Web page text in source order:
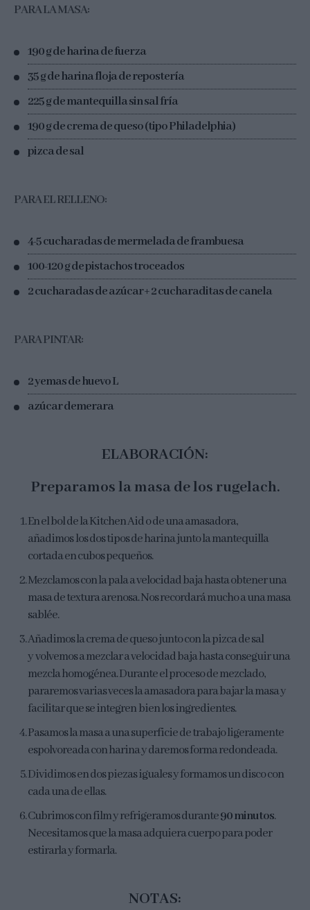
PARA LA MASA:
190 g de harina de fuerza
35 g de harina floja de repostería
225 g de mantequilla sin sal fría
190 g de crema de queso (tipo Philadelphia)
pizca de sal
PARA EL RELLENO:
4-5 cucharadas de mermelada de frambuesa
100-120 g de pistachos troceados
2 cucharadas de azúcar + 2 cucharaditas de canela
PARA PINTAR:
2 yemas de huevo L
azúcar demerara
ELABORACIÓN:
Preparamos la masa de los rugelach.
En el bol de la Kitchen Aid o de una amasadora,
añadimos los dos tipos de harina junto la mantequilla
cortada en cubos pequeños.
Mezclamos con la pala a velocidad baja hasta obtener una
masa de textura arenosa. Nos recordará mucho a una masa
sablée.
Añadimos la crema de queso junto con la pizca de sal
y volvemos a mezclar a velocidad baja hasta conseguir una
mezcla homogénea. Durante el proceso de mezclado,
pararemos varias veces la amasadora para bajar la masa y
facilitar que se integren bien los ingredientes.
Pasamos la masa a una superficie de trabajo ligeramente
espolvoreada con harina y daremos forma redondeada.
Dividimos en dos piezas iguales y formamos un disco con
cada una de ellas.
Cubrimos con film y refrigeramos durante90 minutos.
Necesitamos que la masa adquiera cuerpo para poder
estirarla y formarla.
NOTAS: